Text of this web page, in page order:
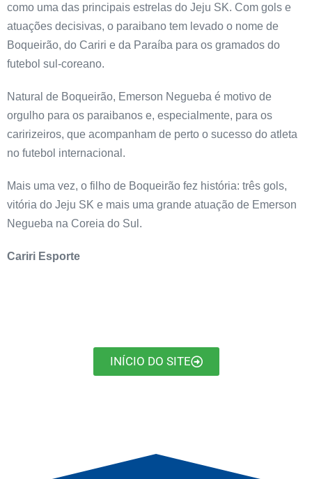
como uma das principais estrelas do Jeju SK. Com gols e
atuações decisivas, o paraibano tem levado o nome de
Boqueirão, do Cariri e da Paraíba para os gramados do
futebol sul-coreano.
Natural de Boqueirão, Emerson Negueba é motivo de
orgulho para os paraibanos e, especialmente, para os
caririzeiros, que acompanham de perto o sucesso do atleta
no futebol internacional.
Mais uma vez, o filho de Boqueirão fez história: três gols,
vitória do Jeju SK e mais uma grande atuação de Emerson
Negueba na Coreia do Sul.
Cariri Esporte
INÍCIO DO SITE